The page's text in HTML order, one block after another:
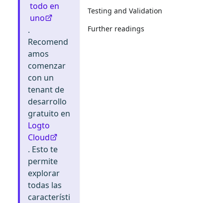
todo en
uno
.
Recomend
amos
comenzar
con un
tenant de
desarrollo
gratuito en
Logto
Cloud
. Esto te
permite
explorar
todas las
característi
Testing and Validation
Further readings